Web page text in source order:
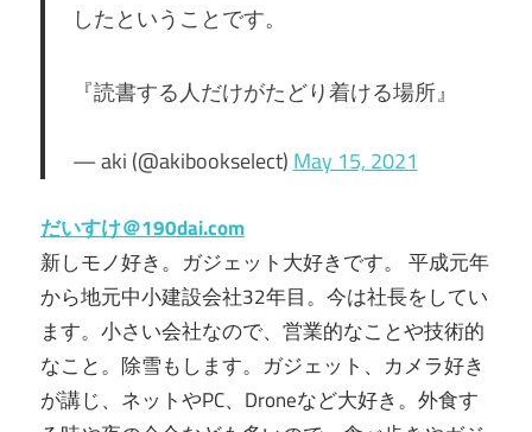
したということです。
『読書する人だけがたどり着ける場所』
— aki (@akibookselect) May 15, 2021
だいすけ＠190dai.com
新しモノ好き。ガジェット大好きです。 平成元年
から地元中小建設会社32年目。今は社長をしてい
ます。小さい会社なので、営業的なことや技術的
なこと。除雪もします。ガジェット、カメラ好き
が講じ、ネットやPC、Droneなど大好き。外食す